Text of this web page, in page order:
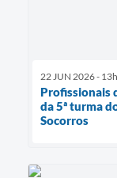
22 JUN 2026 -
Profissionais
da 5ª turma
Socorros